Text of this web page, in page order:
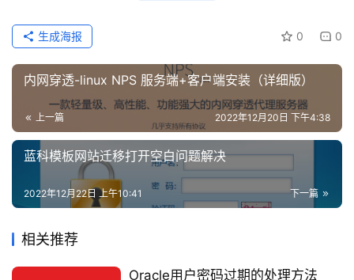
网
络
全
网
站
建
名
登录 注册
all privileges
select
delete : 删除权限
update
create : 创建权限
: 删除数据库、数据表权限
或表, 常用的有以下几种选项
: 授予该数据库服务器所有数据库的权限
0 0
生成海报
内网穿透-linux NPS 服务端+客户端安装（详细版）
上一篇 2022年12月20日 下午4:38
蓝科模板网站迁移打开空白问题解决
下一篇
2022年12月22日 上午10:41
相关推荐
Oracle用户密码过期的处理方法